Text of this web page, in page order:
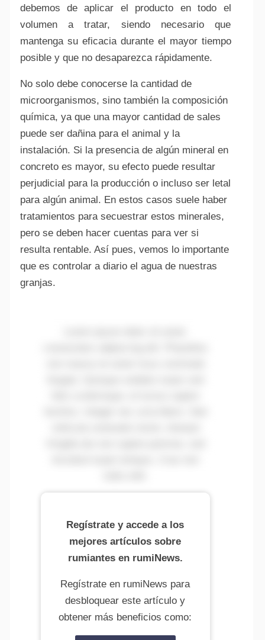
debemos de aplicar el producto en todo el
volumen a tratar, siendo necesario que
mantenga su eficacia durante el mayor tiempo
posible y que no desaparezca rápidamente.
No solo debe conocerse la cantidad de
microorganismos, sino también la composición
química, ya que una mayor cantidad de sales
puede ser dañina para el animal y la
instalación. Si la presencia de algún mineral en
concreto es mayor, su efecto puede resultar
perjudicial para la producción o incluso ser letal
para algún animal. En estos casos suele haber
tratamientos para secuestrar estos minerales,
pero se deben hacer cuentas para ver si
resulta rentable. Así pues, vemos lo importante
que es controlar a diario el agua de nuestras
granjas.
Regístrate y accede a los
mejores artículos sobre
rumiantes en rumiNews.
Regístrate en rumiNews para
desbloquear este artículo y
obtener más beneficios como: